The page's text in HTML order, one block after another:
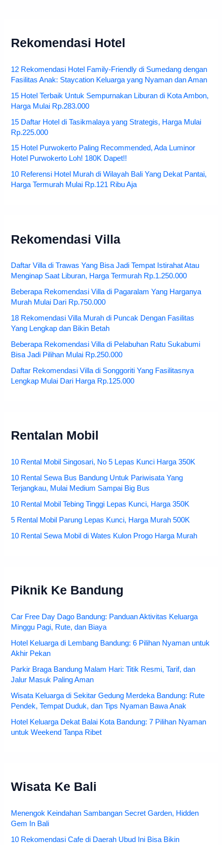
Rekomendasi Hotel
12 Rekomendasi Hotel Family-Friendly di Sumedang dengan
Fasilitas Anak: Staycation Keluarga yang Nyaman dan Aman
15 Hotel Terbaik Untuk Sempurnakan Liburan di Kota Ambon,
Harga Mulai Rp.283.000
15 Daftar Hotel di Tasikmalaya yang Strategis, Harga Mulai
Rp.225.000
15 Hotel Purwokerto Paling Recommended, Ada Luminor
Hotel Purwokerto Loh! 180K Dapet!!
10 Referensi Hotel Murah di Wilayah Bali Yang Dekat Pantai,
Harga Termurah Mulai Rp.121 Ribu Aja
Rekomendasi Villa
Daftar Villa di Trawas Yang Bisa Jadi Tempat Istirahat Atau
Menginap Saat Liburan, Harga Termurah Rp.1.250.000
Beberapa Rekomendasi Villa di Pagaralam Yang Harganya
Murah Mulai Dari Rp.750.000
18 Rekomendasi Villa Murah di Puncak Dengan Fasilitas
Yang Lengkap dan Bikin Betah
Beberapa Rekomendasi Villa di Pelabuhan Ratu Sukabumi
Bisa Jadi Pilihan Mulai Rp.250.000
Daftar Rekomendasi Villa di Songgoriti Yang Fasilitasnya
Lengkap Mulai Dari Harga Rp.125.000
Rentalan Mobil
10 Rental Mobil Singosari, No 5 Lepas Kunci Harga 350K
10 Rental Sewa Bus Bandung Untuk Pariwisata Yang
Terjangkau, Mulai Medium Sampai Big Bus
10 Rental Mobil Tebing Tinggi Lepas Kunci, Harga 350K
5 Rental Mobil Parung Lepas Kunci, Harga Murah 500K
10 Rental Sewa Mobil di Wates Kulon Progo Harga Murah
Piknik Ke Bandung
Car Free Day Dago Bandung: Panduan Aktivitas Keluarga
Minggu Pagi, Rute, dan Biaya
Hotel Keluarga di Lembang Bandung: 6 Pilihan Nyaman untuk
Akhir Pekan
Parkir Braga Bandung Malam Hari: Titik Resmi, Tarif, dan
Jalur Masuk Paling Aman
Wisata Keluarga di Sekitar Gedung Merdeka Bandung: Rute
Pendek, Tempat Duduk, dan Tips Nyaman Bawa Anak
Hotel Keluarga Dekat Balai Kota Bandung: 7 Pilihan Nyaman
untuk Weekend Tanpa Ribet
Wisata Ke Bali
Menengok Keindahan Sambangan Secret Garden, Hidden
Gem In Bali
10 Rekomendasi Cafe di Daerah Ubud Ini Bisa Bikin